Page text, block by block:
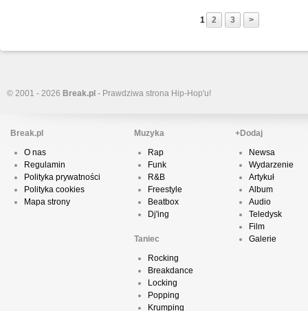
1 2 3 >
© 2001 - 2026 Break.pl - Prawdziwa strona Hip-Hop'u!
Break.pl
O nas
Regulamin
Polityka prywatności
Polityka cookies
Mapa strony
Muzyka
Rap
Funk
R&B
Freestyle
Beatbox
Dj'ing
Taniec
Rocking
Breakdance
Locking
Popping
Krumping
+Dodaj
Newsa
Wydarzenie
Artykuł
Album
Audio
Teledysk
Film
Galerie